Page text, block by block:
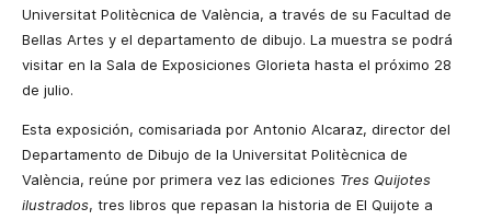
Universitat Politècnica de València, a través de su Facultad de
Bellas Artes y el departamento de dibujo. La muestra se podrá
visitar en la Sala de Exposiciones Glorieta hasta el próximo 28
de julio.
Esta exposición, comisariada por Antonio Alcaraz, director del
Departamento de Dibujo de la Universitat Politècnica de
València, reúne por primera vez las ediciones Tres Quijotes
ilustrados, tres libros que repasan la historia de El Quijote a